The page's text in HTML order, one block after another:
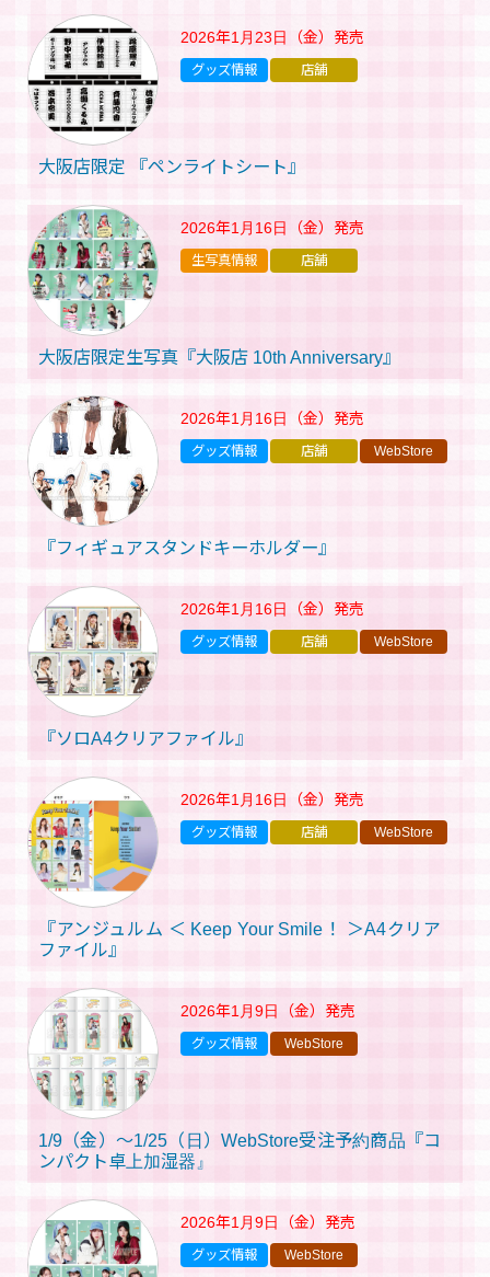
2026年1月23日（金） 発売
大阪店限定 『ペンライトシート』
グッズ情報 店舗
2026年1月16日（金） 発売
大阪店限定生写真『大阪店 10th Anniversary』
生写真情報 店舗
2026年1月16日（金） 発売
『フィギュアスタンドキーホルダー』
グッズ情報 店舗 WebStore
2026年1月16日（金） 発売
『ソロA4クリアファイル』
グッズ情報 店舗 WebStore
2026年1月16日（金） 発売
『アンジュルム ＜ Keep Your Smile！ ＞A4クリア
ファイル』
グッズ情報 店舗 WebStore
2026年1月9日（金） 発売
1/9（金）～1/25（日）WebStore受注予約商品『コ
ンパクト卓上加湿器』
グッズ情報 WebStore
2026年1月9日（金） 発売
グッズ情報 WebStore